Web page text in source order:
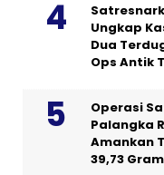
Ungkap
Dua
Ops Antik
Operasi
Palangka
Amankan
39,73